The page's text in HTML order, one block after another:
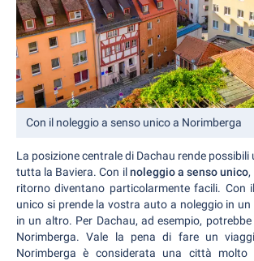
Con il noleggio a senso unico a Norimberga
La posizione centrale di Dachau rende possibili
tutta la Baviera. Con ilnoleggio a senso unico
ritorno diventano particolarmente facili. Con
unico si prende la vostra auto a noleggio in
in un altro. Per Dachau, ad esempio, potrebbe
Norimberga. Vale la pena di fare un
Norimberga è considerata una città molto